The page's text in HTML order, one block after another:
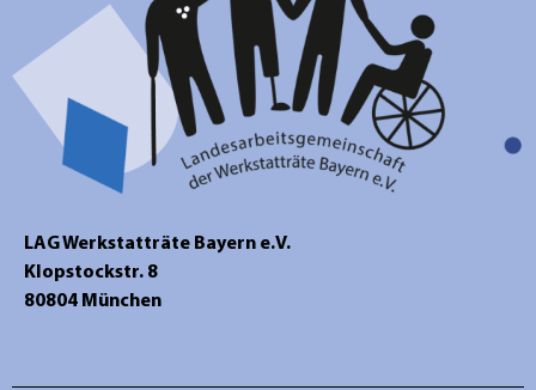
LAG Werkstatträte Bayern e.V.
Klopstockstr. 8
80804 München